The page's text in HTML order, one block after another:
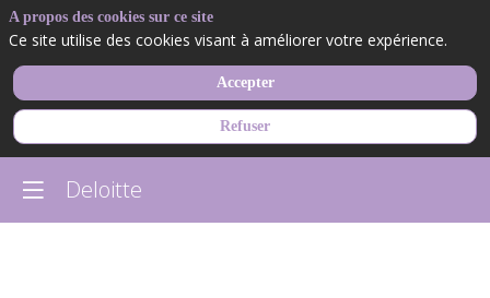
Deloitte
A propos des cookies sur ce site
Ce site utilise des cookies visant à améliorer votre expérience.
Accepter
Refuser